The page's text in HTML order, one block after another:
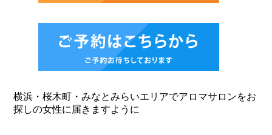
横浜・桜木町・みなとみらいエリアでアロマサロンをお
探しの女性に届きますように